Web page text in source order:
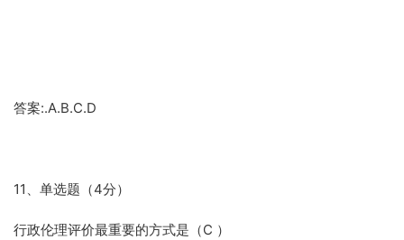
答案:.A.B.C.D
11、单选题（4分）
行政伦理评价最重要的方式是（C ）